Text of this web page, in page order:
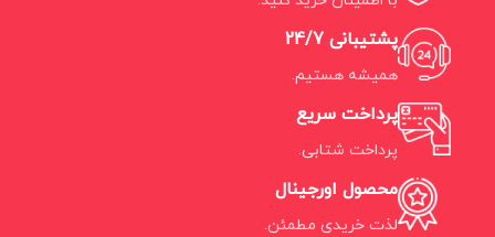
پشتیبانی 24/7
همیشه هستیم.
پرداخت سریع
پرداخت شتابی.
محصول اورجینال
لذت خریدی مطمئن.